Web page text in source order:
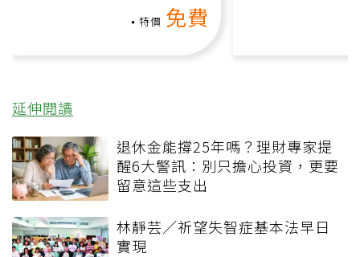
特價 免費
延伸閱讀
退休金能撐25年嗎？理財專家提
醒6大警訊：別只擔心投資，更要
留意這些支出
林靜芸／祈望失智症基本法早日
實現